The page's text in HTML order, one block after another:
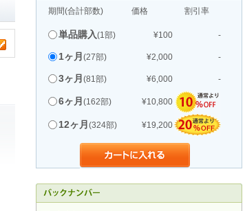
期間(合計部数) 価格 割引率
単品購入(1部) ¥100 -
1ヶ月 (27部) ¥2,000 -
3ヶ月 (81部) ¥6,000 -
6ヶ月 (162部) ¥10,800
12ヶ月 (324部) ¥19,200